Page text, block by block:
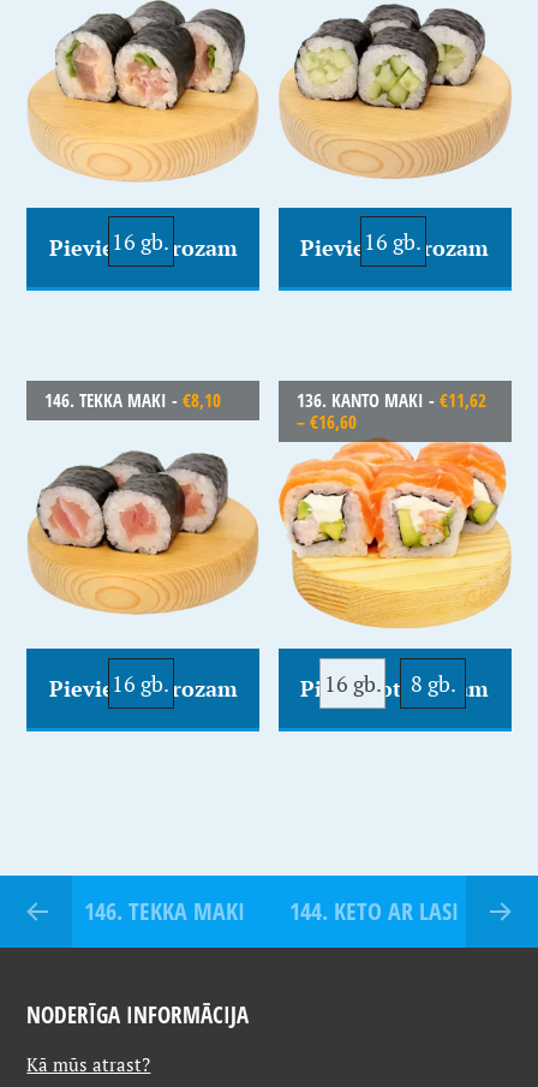
16 gb.
Pievienot Grozam 16 gb.
Pievienot Grozam
146. TEKKA MAKI -€8,10
16 gb.
Pievienot Grozam
136. KANTO MAKI -€11,62
–€16,60
16 gb. 8 gb.
Pievienot Grozam
146. TEKKA MAKI 144. KETO AR LASI
NODERĪGA INFORMĀCIJA
Kā mūs atrast?